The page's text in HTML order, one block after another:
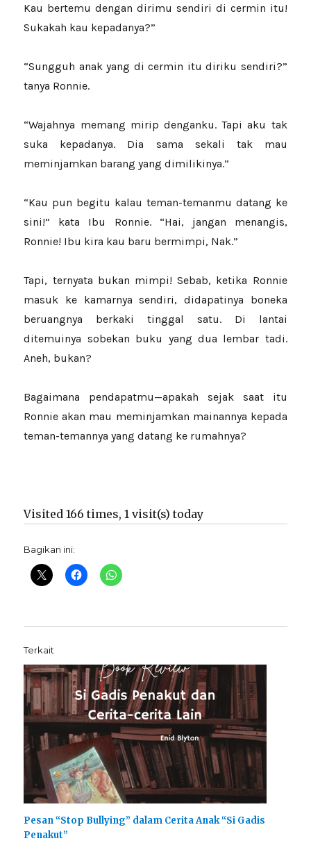
Kau bertemu dengan dirimu sendiri di cermin itu!
Sukakah kau kepadanya?”
“Sungguh anak yang di cermin itu diriku sendiri?”
tanya Ronnie.
“Wajahnya memang mirip denganku. Tapi aku tak
suka kepadanya. Dia sama sekali tak mau
meminjamkan barang yang dimilikinya.”
“Kau pun begitu kalau teman-temanmu datang ke
sini!” kata Ibu Ronnie. “Hai, jangan menangis,
Ronnie! Ibu kira kau baru bermimpi, Nak.”
Tapi, ternyata bukan mimpi! Sebab, ketika Ronnie
masuk ke kamarnya sendiri, didapatinya boneka
beruangnya berkaki tinggal satu. Di lantai
ditemuinya sobekan buku yang dua lembar tadi.
Aneh, bukan?
Bagaimana pendapatmu—apakah sejak saat itu
Ronnie akan mau meminjamkan mainannya kepada
teman-temannya yang datang ke rumahnya?
Visited 166 times, 1 visit(s) today
Bagikan ini:
Terkait
Pesan “Stop Bullying” dalam Cerita Anak “Si Gadis
Penakut”